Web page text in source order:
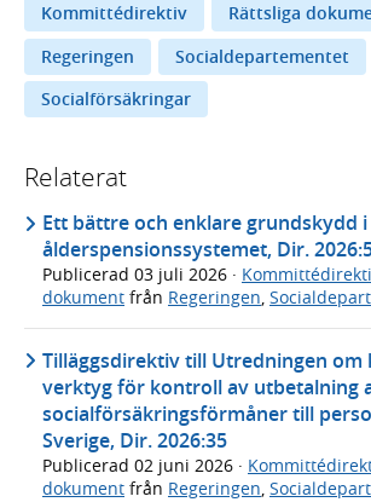
Kommittédirektiv
Rättsliga
Regeringen
Socialdepartementet
Socialförsäkringar
Relaterat
Ett bättre och enklare grundskydd i
ålderspensionssystemet, Dir.
Publicerad 03 juli 2026 ·
dokument från Regeringen,
Tilläggsdirektiv till Utredningen
verktyg för kontroll av utbetalning
socialförsäkringsförmåner till
Sverige, Dir. 2026:35
Publicerad 02 juni 2026 ·
dokument från Regeringen,